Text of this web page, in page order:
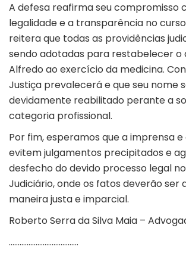
A defesa reafirma seu compromisso
legalidade e a transparência no
reitera que todas as providências
sendo adotadas para restabelecer o
Alfredo ao exercício da medicina.
Justiça prevalecerá e que seu nome
devidamente reabilitado perante a
categoria profissional.
Por fim, esperamos que a imprensa
evitem julgamentos precipitados e
desfecho do devido processo legal
Judiciário, onde os fatos deverão ser
maneira justa e imparcial.
Roberto Serra da Silva Maia –
…………………………………